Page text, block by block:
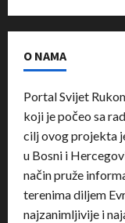
O NAMA
Portal Svijet
koji je počeo sa
cilj ovog projekta
u Bosni i
način pruže
terenima diljem
najzanimljivije i